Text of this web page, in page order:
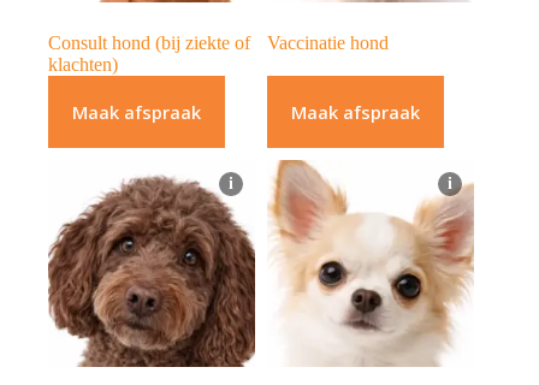
Consult hond (bij ziekte of
klachten)
Maak afspraak
Vaccinatie hond
Maak afspraak
i i